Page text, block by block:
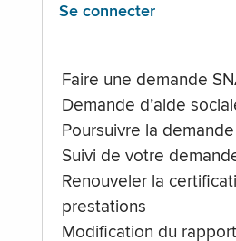
Se connecter
Faire une demande
Demande d’aide
Poursuivre la demande
Suivi de votre
Renouveler la
prestations
Modification du rapport